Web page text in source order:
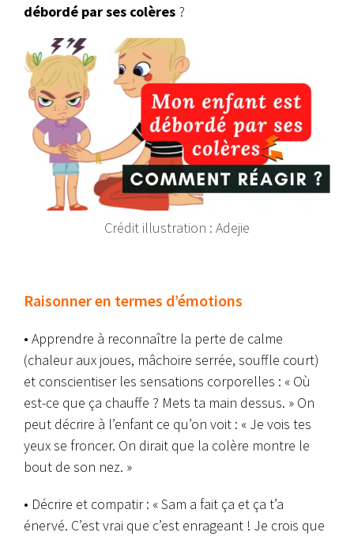
débordé par ses colères ?
Crédit illustration : Adejie
Raisonner en termes d’émotions
• Apprendre à reconnaître la perte de calme
(chaleur aux joues, mâchoire serrée, souffle court)
et conscientiser les sensations corporelles : « Où
est-ce que ça chauffe ? Mets ta main dessus. » On
peut décrire à l’enfant ce qu’on voit : « Je vois tes
yeux se froncer. On dirait que la colère montre le
bout de son nez. »
• Décrire et compatir : « Sam a fait ça et ça t’a
énervé. C’est vrai que c’est enrageant ! Je crois que